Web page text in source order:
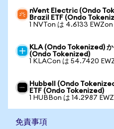
nVent Electric (Ondo
Brazil ETF (Ondo
1 NVTon は 4.6133 EWZon
KLA (Ondo Tokenized)
(Ondo Tokenized)
1 KLACon は 54.7420
Hubbell (Ondo
ETF (Ondo Tokenized)
1 HUBBon は 14.2987
免責事項